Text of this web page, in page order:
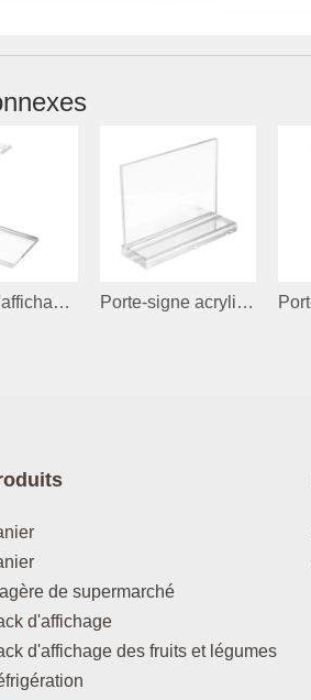
Support d'affichage en acrylique pour le collier Porte-signe acrylique pour les cosmétiques
de supermarché
d'affichage
d'affichage des fruits et légumes